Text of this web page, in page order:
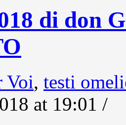
di don
Voi, testi
at 19:01 /